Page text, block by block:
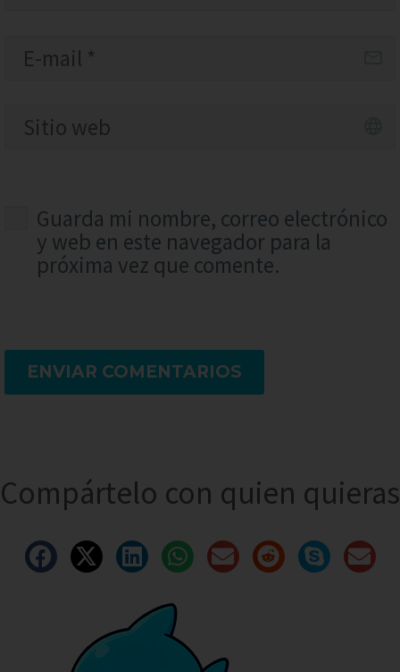
Guarda mi nombre, correo electrónico
y web en este navegador para la
próxima vez que comente.
ENVIAR COMENTARIOS
Compártelo con quien quieras